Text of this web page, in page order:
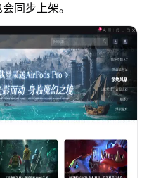
同步上架。